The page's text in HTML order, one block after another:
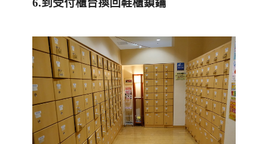
6.到受付櫃台換回鞋櫃鎖鑰